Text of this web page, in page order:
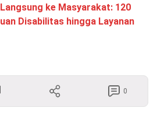
ke Masyarakat: 120
Disabilitas hingga Layanan
0